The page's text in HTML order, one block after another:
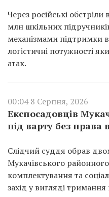
Через російські
млн шкільних
механізмами підтримки
логістичні потужності
атак.
00:04 8 Серпня, 2026
Експосадовців
під варту без права
Слідчий суддя обрав
Мукачівського
комплектування та
захід у вигляді